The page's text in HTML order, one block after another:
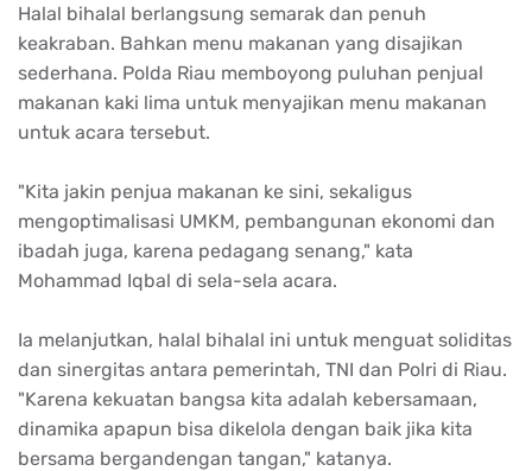
Halal bihalal berlangsung semarak dan penuh
keakraban. Bahkan menu makanan yang disajikan
sederhana. Polda Riau memboyong puluhan penjual
makanan kaki lima untuk menyajikan menu makanan
untuk acara tersebut.
"Kita jakin penjua makanan ke sini, sekaligus
mengoptimalisasi UMKM, pembangunan ekonomi dan
ibadah juga, karena pedagang senang," kata
Mohammad Iqbal di sela-sela acara.
Ia melanjutkan, halal bihalal ini untuk menguat soliditas
dan sinergitas antara pemerintah, TNI dan Polri di Riau.
"Karena kekuatan bangsa kita adalah kebersamaan,
dinamika apapun bisa dikelola dengan baik jika kita
bersama bergandengan tangan," katanya.